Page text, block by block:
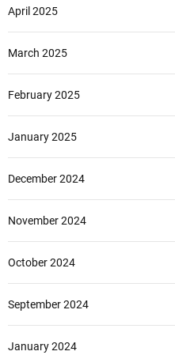
April 2025
March 2025
February 2025
January 2025
December 2024
November 2024
October 2024
September 2024
January 2024